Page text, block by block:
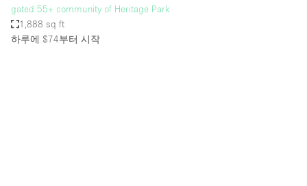
Electricity
Elevator
gated 55+ community of Heritage Park
1,888 sq ft
하루에 $74부터 시작